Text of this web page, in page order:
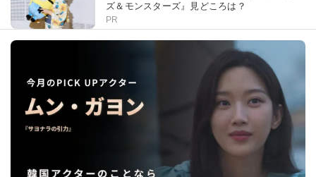
ズ＆モンスターズ』見どころは？
PR